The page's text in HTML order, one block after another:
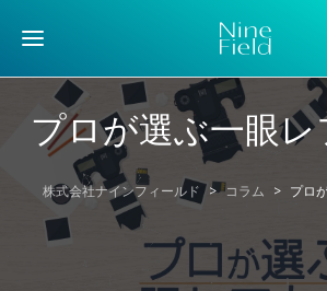
プロが選ぶ一眼
株式会社ナインフィールド > コラム > プロ